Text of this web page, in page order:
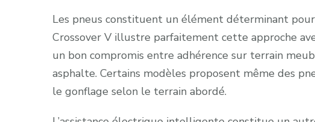
Les pneus constituent un élément déterminant
Crossover V illustre parfaitement cette approche
un bon compromis entre adhérence sur terrain
asphalte. Certains modèles proposent même des
le gonflage selon le terrain abordé.